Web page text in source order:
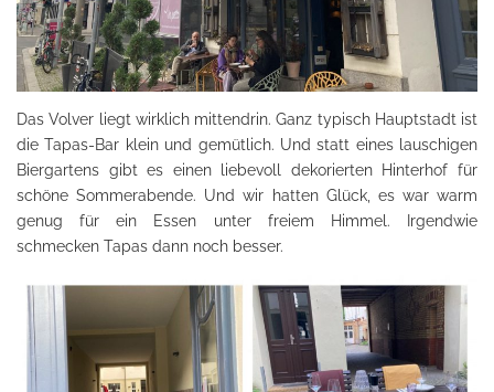
Das Volver liegt wirklich mittendrin. Ganz typisch Hauptstadt ist
die Tapas-Bar klein und gemütlich. Und statt eines lauschigen
Biergartens gibt es einen liebevoll dekorierten Hinterhof für
schöne Sommerabende. Und wir hatten Glück, es war warm
genug für ein Essen unter freiem Himmel. Irgendwie
schmecken Tapas dann noch besser.